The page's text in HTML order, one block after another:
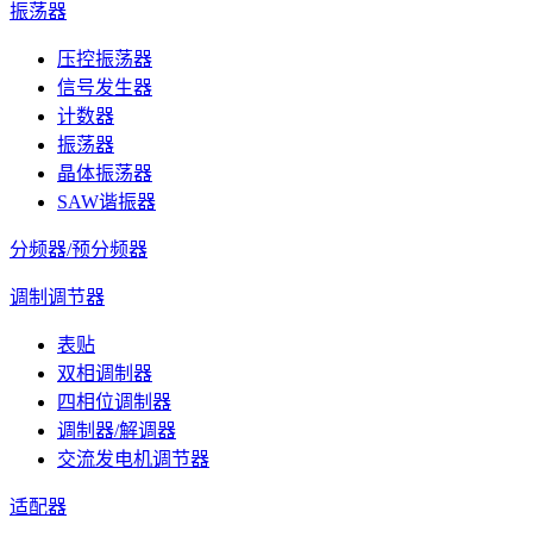
振荡器
压控振荡器
信号发生器
计数器
振荡器
晶体振荡器
SAW谐振器
分频器/预分频器
调制调节器
表贴
双相调制器
四相位调制器
调制器/解调器
交流发电机调节器
适配器